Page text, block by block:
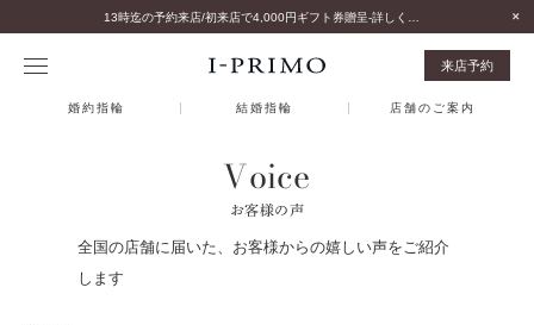
来店予約
婚約指輪 結婚指輪 店舗のご案内
Voice
お客様の声
全国の店舗に届いた、お客様からの嬉しい声をご紹介
します